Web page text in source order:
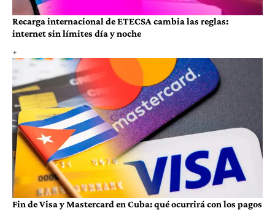
Recarga internacional de ETECSA cambia las reglas:
internet sin límites día y noche
Fin de Visa y Mastercard en Cuba: qué ocurrirá con los pagos